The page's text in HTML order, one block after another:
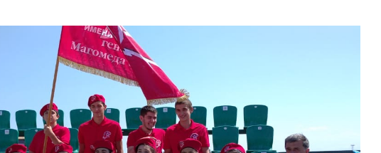
ПРОВОЗГЛАШЕН ГОДОМ
В ЯКУТИИ